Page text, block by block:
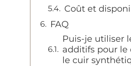
Coût et
FAQ
Puis-je utiliser
additifs pour
le cuir